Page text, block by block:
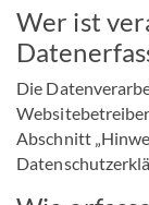
Wer ist
Die
Abschnitt